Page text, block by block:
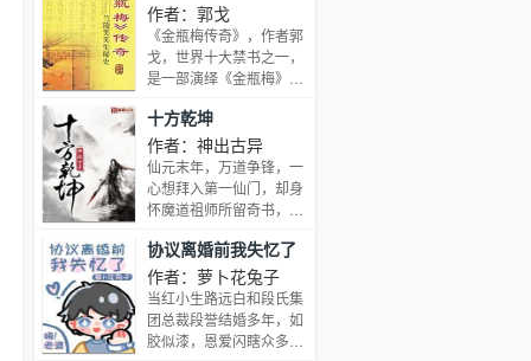
作者：郭戈
《金瓶梅传奇》，作者郭
戈，世界十大禁书之一，
是一部演绎《金瓶梅》问
雅、古朴，可读性较强。
《金瓶梅》乃传世奇书，
而《金瓶梅传奇》也不失
为一篇奇文。电视剧《金
瓶梅传奇》2005年上
十方乾坤
作者：神出古异
仙元末年，万道争锋，一
心想拜入第一仙门，却身
怀魔道祖师所留奇书，顺
无悔来过。…
协议离婚前我失忆了
作者：萝卜花兔子
当红小生路远白和段氏集
团总裁段誉结婚多年，如
胶似漆，恩爱闪瞎众多狗